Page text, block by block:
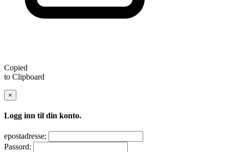
Copied
to Clipboard
×
Logg inn til din konto.
epostadresse:
Passord: